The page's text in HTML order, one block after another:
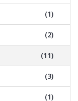
(1)
(2)
(11)
(3)
(1)